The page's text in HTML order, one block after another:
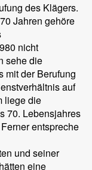
des Klägers.
Jahren gehöre
nicht
sehe die
mit der Berufung
auf
liege die
70. Lebensjahres
entspreche
und seiner
eine